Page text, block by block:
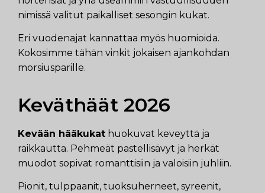
nimissä valitut paikalliset sesongin kukat.
Eri vuodenajat kannattaa myös huomioida.
Kokosimme tähän vinkit jokaisen ajankohdan
morsiusparille.
Keväthäät 2026
Kevään hääkukat huokuvat keveyttä ja
raikkautta. Pehmeät pastellisävyt ja herkät
muodot sopivat romanttisiin ja valoisiin juhliin.
Pionit, tulppaanit, tuoksuherneet, syreenit,